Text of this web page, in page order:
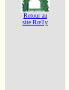
Retour au
site Rœlly